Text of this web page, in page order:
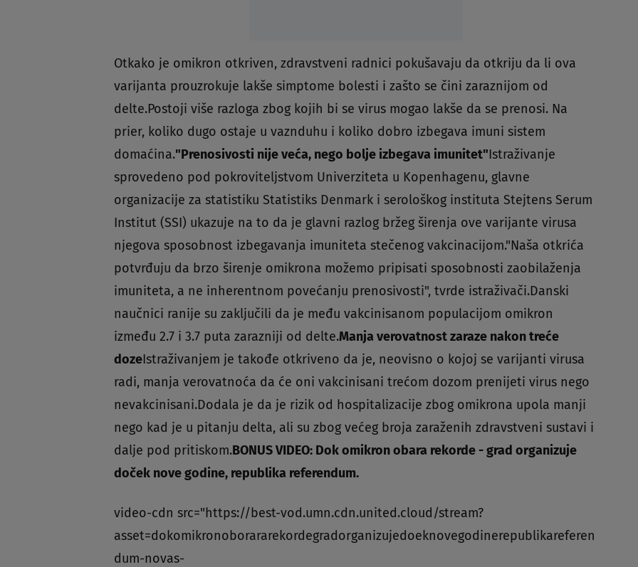
Otkako je omikron otkriven, zdravstveni radnici pokušavaju da otkriju da li ova
varijanta prouzrokuje lakše simptome bolesti i zašto se čini zaraznijom od
delte.Postoji više razloga zbog kojih bi se virus mogao lakše da se prenosi. Na
prier, koliko dugo ostaje u vaznduhu i koliko dobro izbegava imuni sistem
domaćina."Prenosivosti nije veća, nego bolje izbegava imunitet"Istraživanje
sprovedeno pod pokroviteljstvom Univerziteta u Kopenhagenu, glavne
organizacije za statistiku Statistiks Denmark i serološkog instituta Stejtens Serum
Institut (SSI) ukazuje na to da je glavni razlog bržeg širenja ove varijante virusa
njegova sposobnost izbegavanja imuniteta stečenog vakcinacijom."Naša otkrića
potvrđuju da brzo širenje omikrona možemo pripisati sposobnosti zaobilaženja
imuniteta, a ne inherentnom povećanju prenosivosti", tvrde istraživači.Danski
naučnici ranije su zaključili da je među vakcinisanom populacijom omikron
između 2.7 i 3.7 puta zarazniji od delte.Manja verovatnost zaraze nakon treće
dozeIstraživanjem je takođe otkriveno da je, neovisno o kojoj se varijanti virusa
radi, manja verovatnoća da će oni vakcinisani trećom dozom prenijeti virus nego
nevakcinisani.Dodala je da je rizik od hospitalizacije zbog omikrona upola manji
nego kad je u pitanju delta, ali su zbog većeg broja zaraženih zdravstveni sustavi i
dalje pod pritiskom.BONUS VIDEO: Dok omikron obara rekorde - grad organizuje
doček nove godine, republika referendum.
video-cdn src="https://best-vod.umn.cdn.united.cloud/stream?
asset=dokomikronoborararekordegradorganizujedoeknovegodinerepublikareferen
dum-novas-